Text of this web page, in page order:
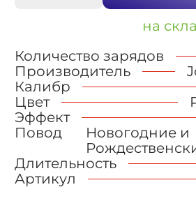
на
Количество зарядов
Производитель
Калибр
Цвет
Эффект
Повод
Новогодние и
Длительность
Артикул